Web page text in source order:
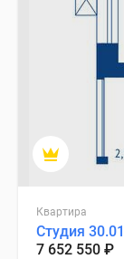
Квартира
Студия
7 652 550 ₽